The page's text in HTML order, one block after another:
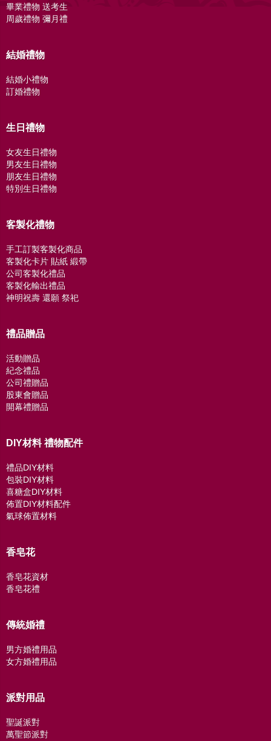
畢業禮物 送考生
周歲禮物 彌月禮
結婚禮物
結婚小禮物
訂婚禮物
生日禮物
女友生日禮物
男友生日禮物
朋友生日禮物
特別生日禮物
客製化禮物
手工訂製客製化商品
客製化卡片 貼紙 緞帶
公司客製化禮品
客製化輸出禮品
神明祝壽 還願 祭祀
禮品贈品
活動贈品
紀念禮品
公司禮贈品
股東會贈品
開幕禮贈品
DIY材料 禮物配件
禮品DIY材料
包裝DIY材料
喜糖盒DIY材料
佈置DIY材料配件
氣球佈置材料
香皂花
香皂花資材
香皂花禮
傳統婚禮
男方婚禮用品
女方婚禮用品
派對用品
聖誕派對
萬聖節派對